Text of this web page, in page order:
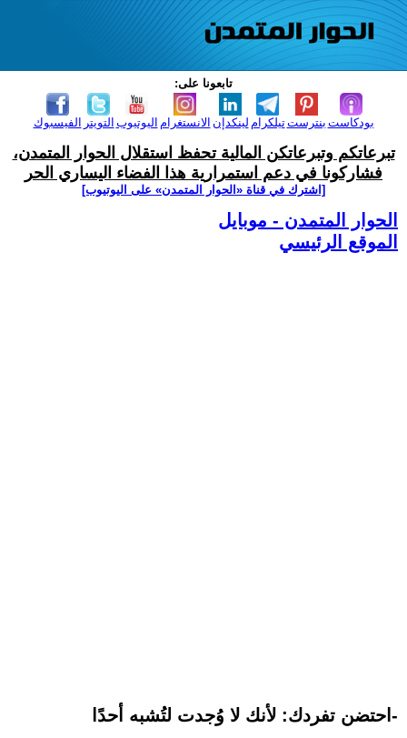
تابعونا على:
الفيسبوك التويتر اليوتيوب الانستغرام لينكدإن تيلكرامبنترست بودكاست
تبرعاتكم وتبرعاتكن المالية تحفظ استقلال الحوار المتمدن،
فشاركونا في دعم استمرارية هذا الفضاء اليساري الحر
[اشترك في قناة ‫«الحوار المتمدن» على اليوتيوب]
الحوار المتمدن - موبايل
الموقع الرئيسي
احتضن تفردك: لأنك لا وُجدت لتُشبه أحدًا-